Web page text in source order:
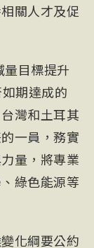
關人才及促
目標提升
期達成的
灣和土耳其
一員，務實
量，將專業
綠色能源等
化綱要公約